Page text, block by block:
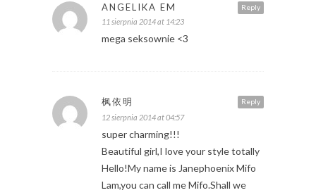
Reply
ANGELIKA EM
11 sierpnia 2014 at 14:23
mega seksownie <3
Reply
枫依明
12 sierpnia 2014 at 04:57
super charming!!!
Beautiful girl,I love your style totally
Hello!My name is Janephoenix Mifo
Lam,you can call me Mifo.Shall we